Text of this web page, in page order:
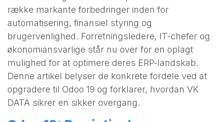
række markante forbedringer inden for
automatisering, finansiel styring og
brugervenlighed. Forretningsledere, IT-chefer og
økonomiansvarlige står nu over for en oplagt
mulighed for at optimere deres ERP-landskab.
Denne artikel belyser de konkrete fordele ved at
opgradere til Odoo 19 og forklarer, hvordan VK
DATA sikrer en sikker overgang.